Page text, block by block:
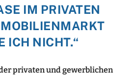
IM PRIVATEN
ICH NICHT.“
privaten und gewerblichen